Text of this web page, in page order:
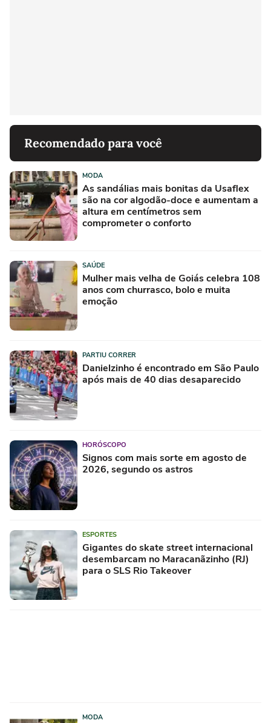
Recomendado para você
MODA
As sandálias mais bonitas da Usaflex
são na cor algodão-doce e aumentam a
altura em centímetros sem
comprometer o conforto
SAÚDE
Mulher mais velha de Goiás celebra 108
anos com churrasco, bolo e muita
emoção
PARTIU CORRER
Danielzinho é encontrado em São Paulo
após mais de 40 dias desaparecido
HORÓSCOPO
Signos com mais sorte em agosto de
2026, segundo os astros
ESPORTES
Gigantes do skate street internacional
desembarcam no Maracanãzinho (RJ)
para o SLS Rio Takeover
MODA